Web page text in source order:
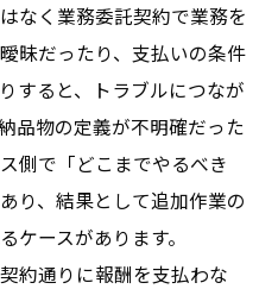
なく業務委託契約で業務を
昧だったり、支払いの条件
すると、トラブルにつなが
品物の定義が不明確だった
側で「どこまでやるべき
り、結果として追加作業の
ケースがあります。
約通りに報酬を支払わな